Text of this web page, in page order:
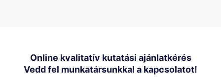
Online kvalitatív kutatási ajánlatkérés
Vedd fel munkatársunkkal a kapcsolatot!